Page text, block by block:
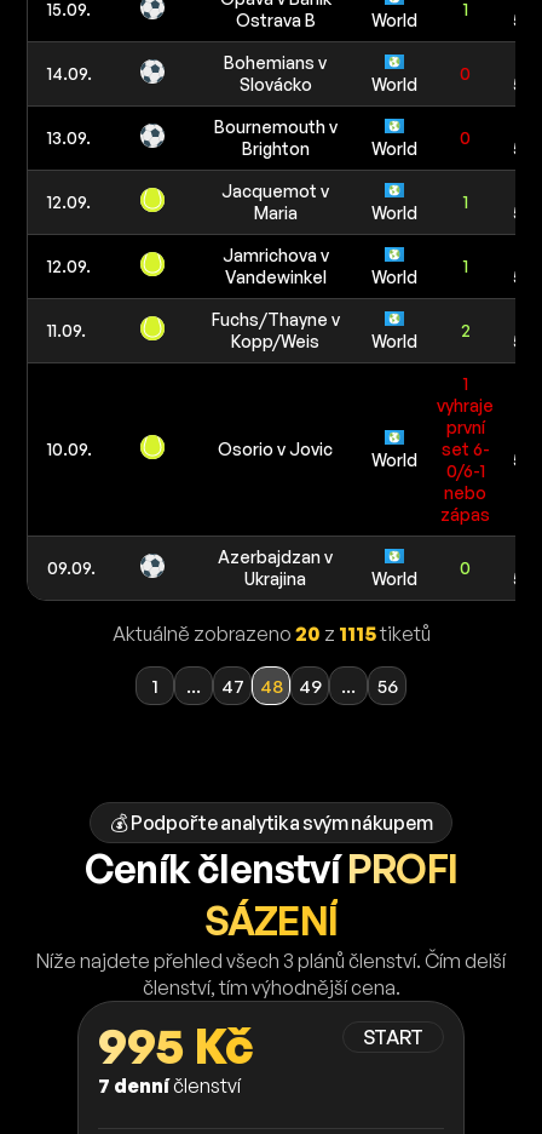
15.09.
Ostrava B
World
1
5
14.09.
Bohemians v
Slovácko
World
0
5
13.09.
Bournemouth v
Brighton
World
0
5
12.09.
Jacquemot v
Maria
World
1
5
12.09.
Jamrichova v
Vandewinkel
World
1
5
11.09.
Fuchs/Thayne v
Kopp/Weis
World
2
5
10.09. Osorio v Jovic
World
1
vyhraje
první
set 6-
0/6-1
nebo
zápas
5
09.09.
Azerbajdzan v
Ukrajina
World
0
5
Aktuálně zobrazeno 20 z 1115tiketů
1 ... 47 48 49 ... 56
💰 Podpořte analytika svým nákupem
Ceník členstvíPROFI
SÁZENÍ
Níže najdete přehled všech 3 plánů členství. Čím delší
členství, tím výhodnější cena.
START
995 Kč
7 denníčlenství